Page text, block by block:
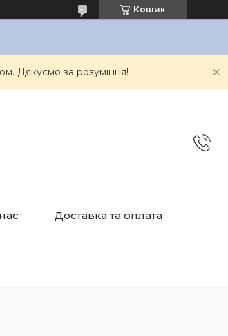
Кошик
Дякуємо за розуміння!
Доставка та оплата